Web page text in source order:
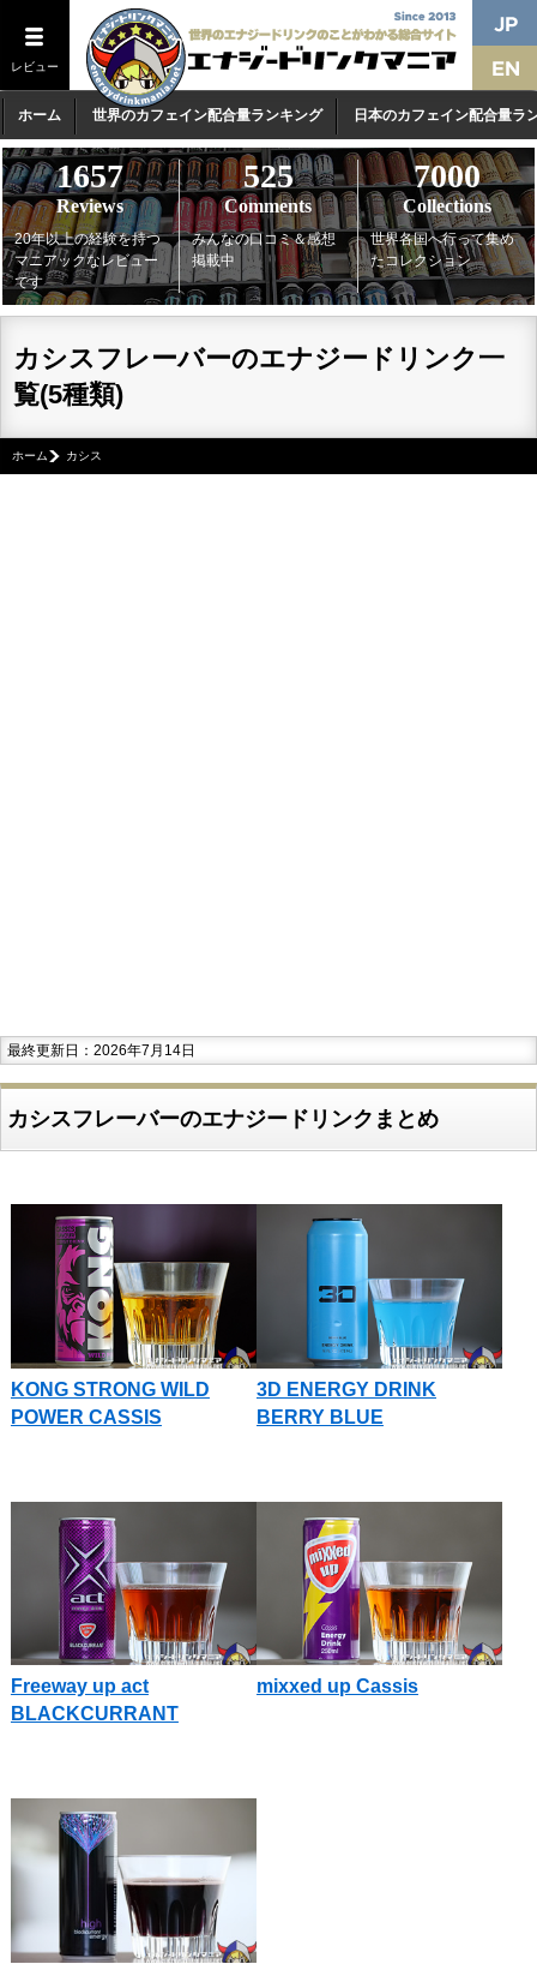
レビュー
ホーム 世界のカフェイン配合量ランキング 日本のカフェイン配合量ラ
1657
Reviews
20年以上の経験を持つ
マニアックなレビュー
です
525
Comments
みんなの口コミ＆感想
掲載中
7000
Collections
世界各国へ行って集め
たコレクション
カシスフレーバーのエナジードリンク一
覧(5種類)
ホーム カシス
最終更新日：2026年7月14日
カシスフレーバーのエナジードリンクまとめ
KONG STRONG WILD
POWER CASSIS
3D ENERGY DRINK
BERRY BLUE
Freeway up act
BLACKCURRANT
mixxed up Cassis